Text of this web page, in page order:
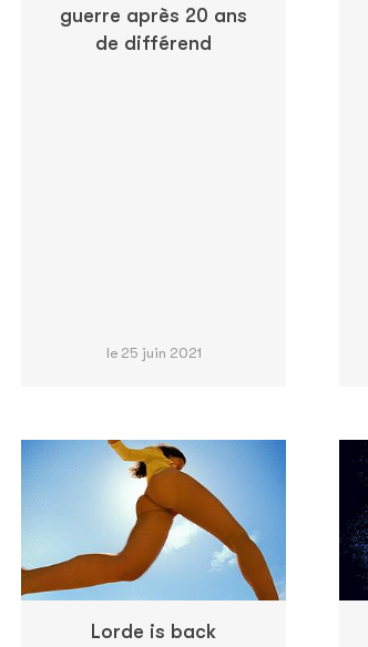
guerre après 20 ans
de différend
le 25 juin 2021
Lorde is back